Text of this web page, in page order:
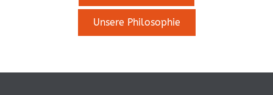
Unsere Philosophie